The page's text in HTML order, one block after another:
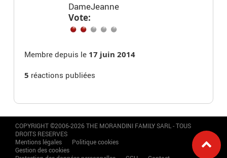
DameJeanne
Vote:
Membre depuis le 17 juin 2014
5 réactions publiées
COPYRIGHT ©2006-2026 THE MORANDINI FAMILY SARL - TOUS
DROITS RESERVES
Mentions légales
Politique cookies
Gestion des cookies